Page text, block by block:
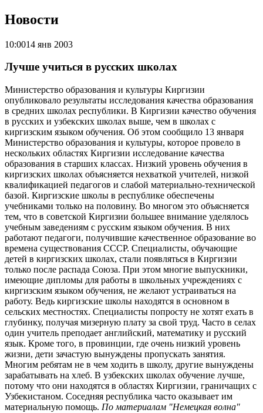
Новости
10:0014 янв 2003
Лучше учиться в русских школах
Министерство образования и культуры Киргизии
опубликовало результаты исследования качества образования
в средних школах республики. В Киргизии качество обучения
в русских и узбекских школах выше, чем в школах с
киргизским языком обучения. Об этом сообщило 13 января
Министерство образования и культуры, которое провело в
нескольких областях Киргизии исследование качества
образования в старших классах. Низкий уровень обучения в
киргизских школах объясняется нехваткой учителей, низкой
квалификацией педагогов и слабой материально-технической
базой. Киргизские школы в республике обеспечены
учебниками только на половину. Во многом это объясняется
тем, что в советской Киргизии большее внимание уделялось
учебным заведениям с русским языком обучения. В них
работают педагоги, получившие качественное образование во
времена существования СССР. Специалисты, обучающие
детей в киргизских школах, стали появляться в Киргизии
только после распада Союза. При этом многие выпускники,
имеющие дипломы для работы в школьных учреждениях с
киргизским языком обучения, не желают устраиваться на
работу. Ведь киргизские школы находятся в основном в
сельских местностях. Специалисты попросту не хотят ехать в
глубинку, получая мизерную плату за свой труд. Часто в селах
один учитель преподает английский, математику и русский
язык. Кроме того, в провинции, где очень низкий уровень
жизни, дети зачастую вынуждены пропускать занятия.
Многим ребятам не в чем ходить в школу, другие вынуждены
зарабатывать на хлеб. В узбекских школах обучение лучше,
потому что они находятся в областях Киргизии, граничащих с
Узбекистаном. Соседняя республика часто оказывает им
материальную помощь. По материалам "Немецкая волна"